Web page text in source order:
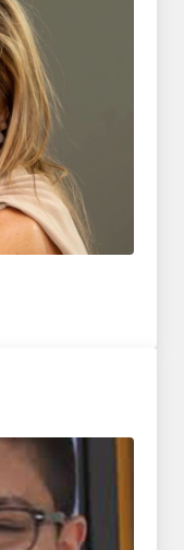
Middin